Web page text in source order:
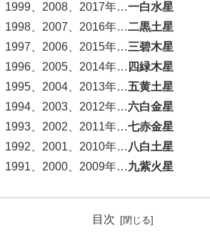
1999、2008、2017年…一白水星
1998、2007、2016年…二黒土星
1997、2006、2015年…三碧木星
1996、2005、2014年… 四緑木星
1995、2004、2013年…五黄土星
1994、2003、2012年…六白金星
1993、2002、2011年…七赤金星
1992、2001、2010年… 八白土星
1991、2000、2009年…九紫火星
目次